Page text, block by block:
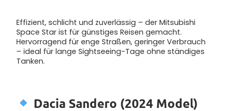
Effizient, schlicht und zuverlässig – der Mitsubishi
Space Star ist für günstiges Reisen gemacht.
Hervorragend für enge Straßen, geringer Verbrauch
– ideal für lange Sightseeing-Tage ohne ständiges
Tanken.
Dacia Sandero (2024 Model)